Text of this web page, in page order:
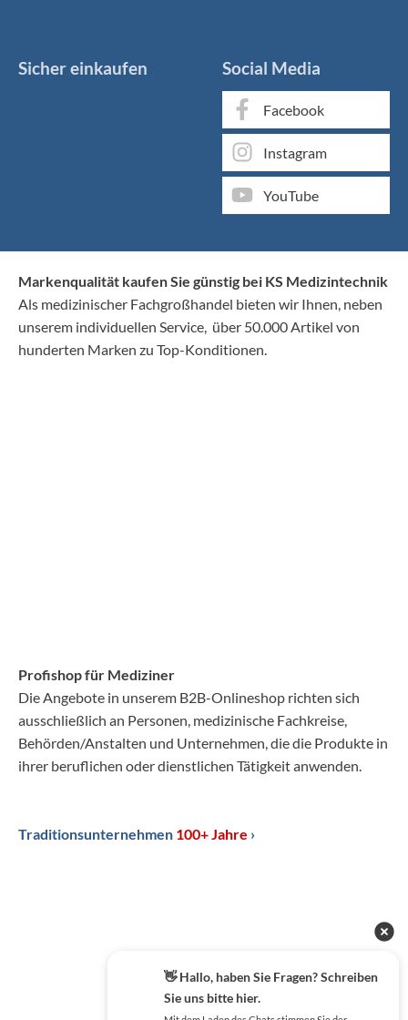
Sicher einkaufen Social Media
Facebook
Instagram
YouTube
Markenqualität kaufen Sie günstig bei KS Medizintechnik
Als medizinischer Fachgroßhandel bieten wir Ihnen, neben
unserem individuellen Service, über 50.000 Artikel von
hunderten Marken zu Top-Konditionen.
Profishop für Mediziner
Die Angebote in unserem B2B-Onlineshop richten sich
ausschließlich an Personen, medizinische Fachkreise,
Behörden/Anstalten und Unternehmen, die die Produkte in
ihrer beruflichen oder dienstlichen Tätigkeit anwenden.
Traditionsunternehmen 100+ Jahre ›
👋 Hallo, haben Sie Fragen? Schreiben
Sie uns bitte hier.